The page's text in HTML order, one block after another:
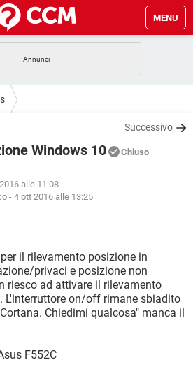
MENU
WHATSAPP
WHATSAPP
GAMING
WINDOWS 10
GAMING
WHATSAPP
FACEBOOK
WINDOWS 10
WHATSAPP
FACEBOOK
Successivo
Windows 10 Chiuso
alle 11:08
- 4 ott 2016 alle 13:25
il rilevamento posizione in
privaci e posizione non
riesco ad attivare il rilevamento
L'interruttore on/off rimane sbiadito
Chiedimi qualcosa" manca il
F552C